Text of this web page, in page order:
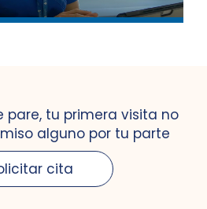
pare, tu primera visita no
alguno por tu parte
cita